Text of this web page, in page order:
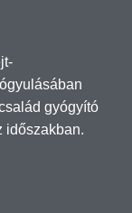
gyógyító
időszakban.